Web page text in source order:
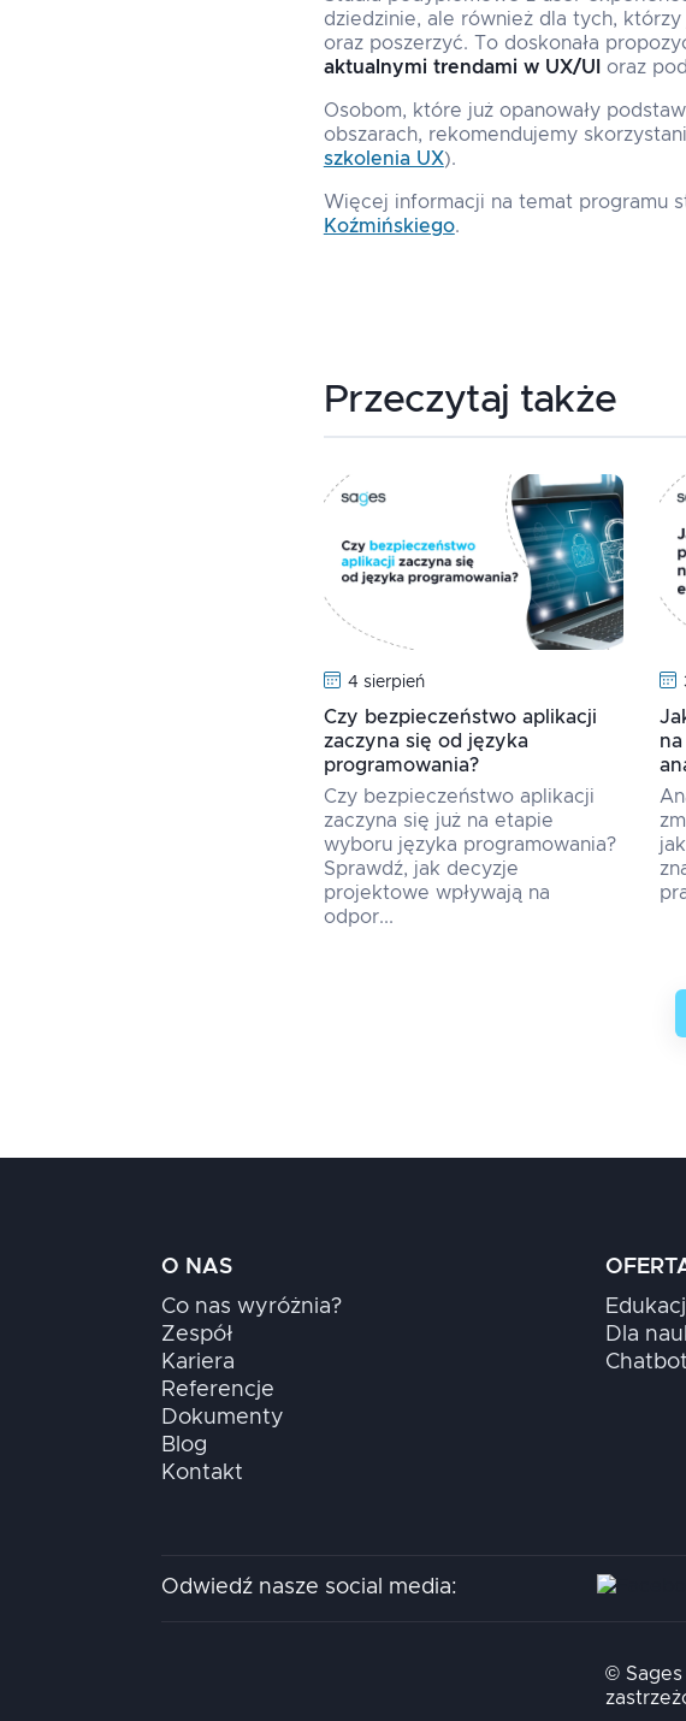
dziedzinie, ale również dla tych,
oraz poszerzyć. To doskonała
aktualnymi trendami w UX/UI
oraz
Osobom, które już opanowały
obszarach, rekomendujemy
szkolenia UX).
Więcej informacji na temat programu
Koźmińskiego.
Przeczytaj także
4 sierpień
Czy bezpieczeństwo aplikacji
zaczyna się od języka
programowania?
Czy bezpieczeństwo aplikacji
zaczyna się już na etapie
wyboru języka programowania?
Sprawdź, jak decyzje
projektowe wpływają na
odpor...
O NAS
Co nas wyróżnia?
Zespół
Kariera
Referencje
Dokumenty
Blog
Kontakt
Dla
Odwiedź nasze social media:
©